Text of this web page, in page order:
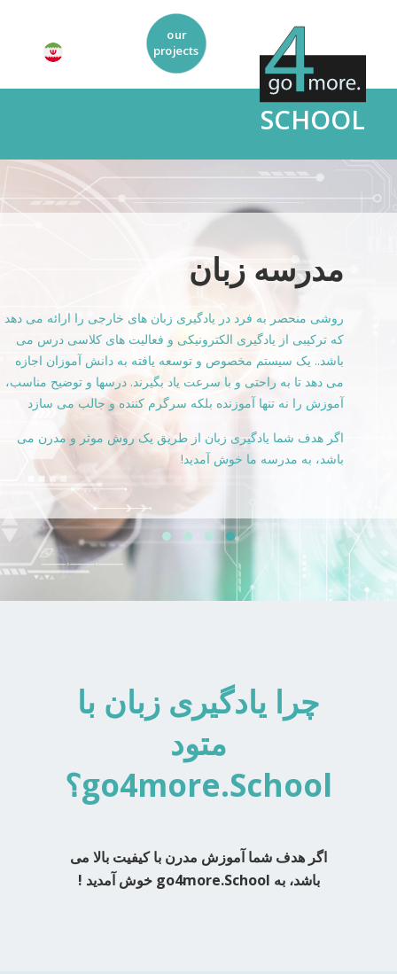
SCHOOL
ارائه می دهد
درس می
اجازه
توضیح مناسب،
می سازد
و مدرن می
زبان ها
با ما زبان های زیر را یاد بگیرید:
انگلیسی
آلمانی
عربی
فارسی
چرا یادگیری زبان با
متود
go4more.School؟
اگر هدف شما آموزش مدرن با کیفیت بالا می
باشد، به go4more.School خوش آمدید !